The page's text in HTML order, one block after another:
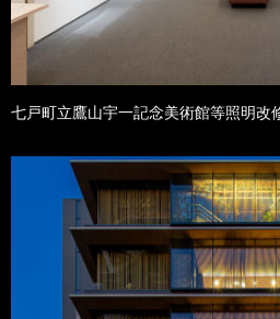
七戸町立鷹山宇一記念美術館等照明改